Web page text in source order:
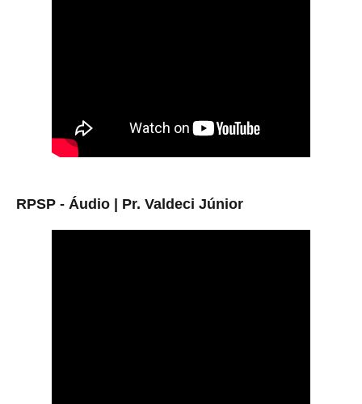
RPSP - Áudio | Pr. Valdeci Júnior